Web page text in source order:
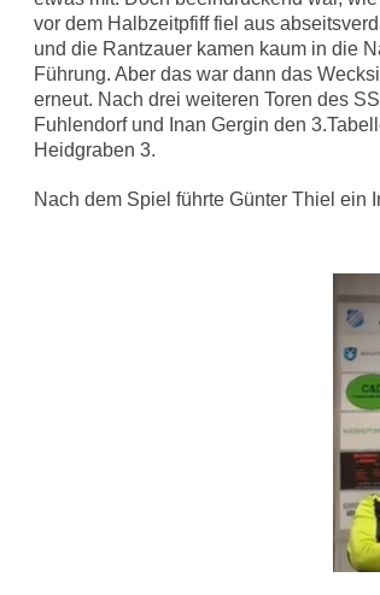
vor dem Halbzeitpfiff fiel aus
und die Rantzauer kamen kaum in die
Führung. Aber das war dann das
erneut. Nach drei weiteren Toren des
Fuhlendorf und Inan Gergin den
Heidgraben 3.
Nach dem Spiel führte Günter Thiel ein